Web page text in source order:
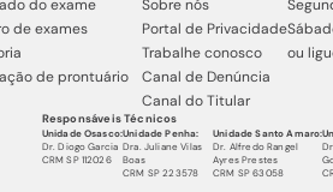
do exame
de exames
de prontuário
Sobre nós
Portal de Privacidade
Trabalhe conosco
Canal de Denúncia
Canal do Titular
ou
Responsáveis Técnicos
Unidade Osasco:
Dr. Diogo Garcia
CRM SP 112026
Unidade Penha:
Dra. Juliane Vilas
Boas
CRM SP 223578
Unidade Santo Amaro:
Dr. Alfredo Rangel
Ayres Prestes
CRM SP 63058